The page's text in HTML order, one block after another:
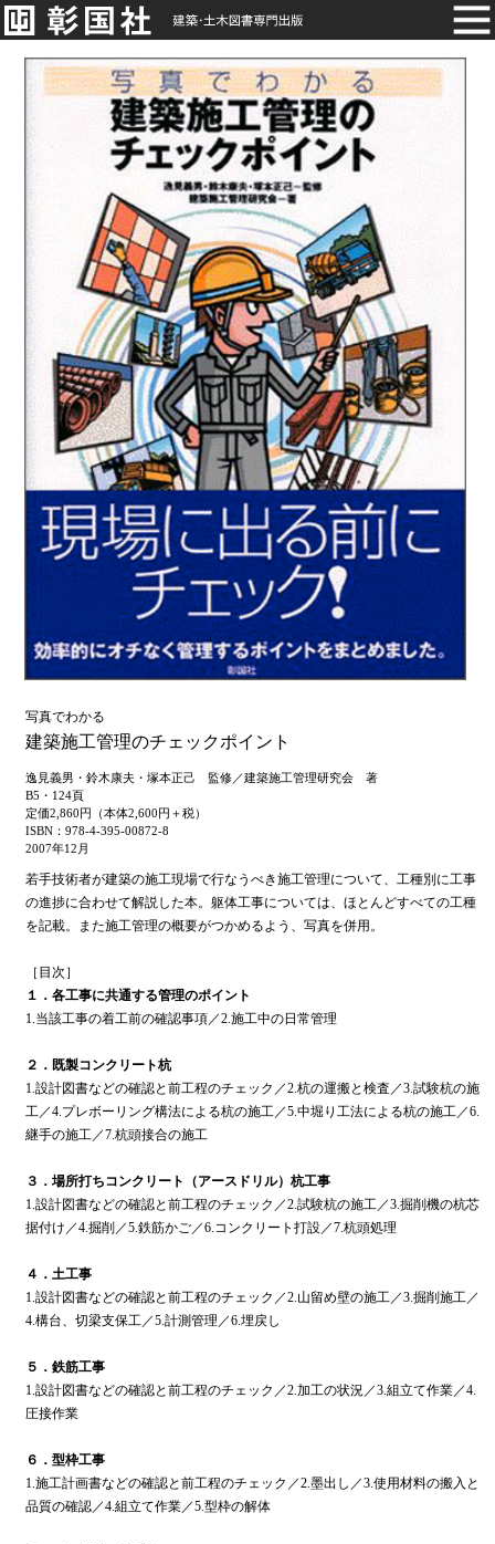
写真でわかる
建築施工管理のチェックポイント
逸見義男・鈴木康夫・塚本正己 監修／建築施工管理研究会 著
B5・124頁
定価2,860円（本体2,600円＋税）
ISBN：978-4-395-00872-8
2007年12月
若手技術者が建築の施工現場で行なうべき施工管理について、工種別に工事
の進捗に合わせて解説した本。躯体工事については、ほとんどすべての工種
を記載。また施工管理の概要がつかめるよう、写真を併用。
［目次］
１．各工事に共通する管理のポイント
1.当該工事の着工前の確認事項／2.施工中の日常管理
２．既製コンクリート杭
1.設計図書などの確認と前工程のチェック／2.杭の運搬と検査／3.試験杭の施
工／4.プレボーリング構法による杭の施工／5.中堀り工法による杭の施工／6.
継手の施工／7.杭頭接合の施工
３．場所打ちコンクリート（アースドリル）杭工事
1.設計図書などの確認と前工程のチェック／2.試験杭の施工／3.掘削機の杭芯
据付け／4.掘削／5.鉄筋かご／6.コンクリート打設／7.杭頭処理
４．土工事
1.設計図書などの確認と前工程のチェック／2.山留め壁の施工／3.掘削施工／
4.構台、切梁支保工／5.計測管理／6.埋戻し
５．鉄筋工事
1.設計図書などの確認と前工程のチェック／2.加工の状況／3.組立て作業／4.
圧接作業
６．型枠工事
1.施工計画書などの確認と前工程のチェック／2.墨出し／3.使用材料の搬入と
品質の確認／4.組立て作業／5.型枠の解体